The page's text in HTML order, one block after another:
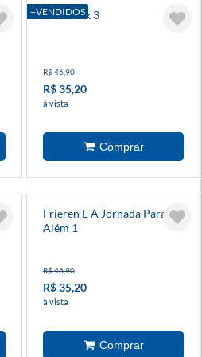
+VENDIDOS
Blue Lock 3
R$ 46,90
R$ 35,20
à vista
Frieren E A Jornada Para O
Além 1
R$ 46,90
R$ 35,20
à vista